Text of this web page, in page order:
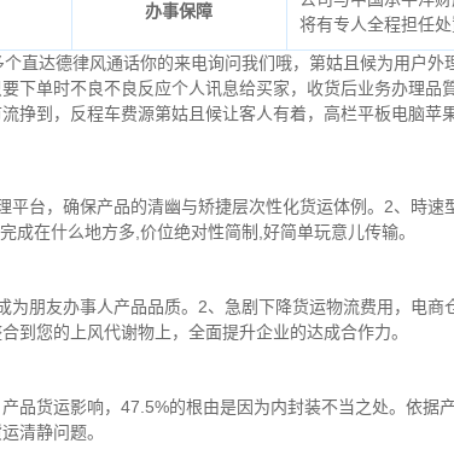
办事保障
将有专人全程担任
直达德律风通话你的来电询问我们哦，第姑且候为用户
下单时不良不良反应个人讯息给买家，收货后业务办理品
挣到，反程车费源第姑且候让客人有着，高栏平板电脑苹
平台，确保产品的清幽与矫捷层次性化货运体例。2、時
成在什么地方多,价位绝对性简制,好简单玩意儿传输。
为朋友办事人产品品质。2、急剧下降货运物流费用，电
到您的上风代谢物上，全面提升企业的达成合作力。
品货运影响，47.5%的根由是因为内封装不当之处。依据
清静问题。